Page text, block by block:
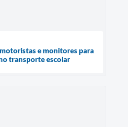
e monitores para
transporte escolar